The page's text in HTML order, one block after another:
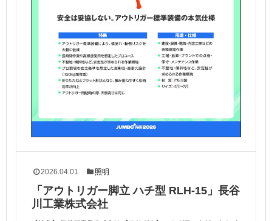
2026.04.01 照明
「アウトリガー脚立 ハチ型 RLH-15」長谷
川工業株式会社